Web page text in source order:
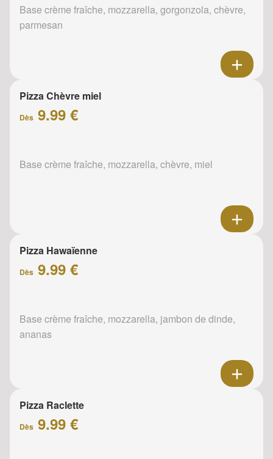
Base crème fraîche, mozzarella, gorgonzola, chèvre,
parmesan
Pizza Chèvre miel
Dès 9.99 €
Base crème fraîche, mozzarella, chèvre, miel
Pizza Hawaïenne
Dès 9.99 €
Base crème fraîche, mozzarella, jambon de dinde,
ananas
Pizza Raclette
Dès 9.99 €